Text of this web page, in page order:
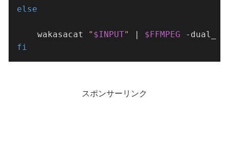
else
    wakasacat
" $INPUT" | $FFMPEG -
fi
スポンサーリンク